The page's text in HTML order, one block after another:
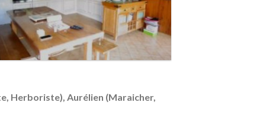
Herboriste), Aurélien (Maraicher,